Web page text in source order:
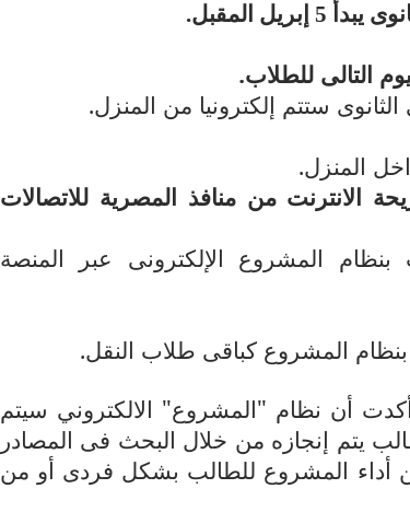
المقبل.
التالى للطلاب.
ستتم إلكترونيا من المنزل.
المنزل.
من منافذ المصرية للاتصالات
بنظام المشروع الإلكترونى عبر المنصة
بنظام المشروع كباقى طلاب النقل.
أكدت أن نظام "المشروع" الالكتروني سيتم
يتم إنجازه من خلال البحث فى المصادر
أداء المشروع للطالب بشكل فردى أو من